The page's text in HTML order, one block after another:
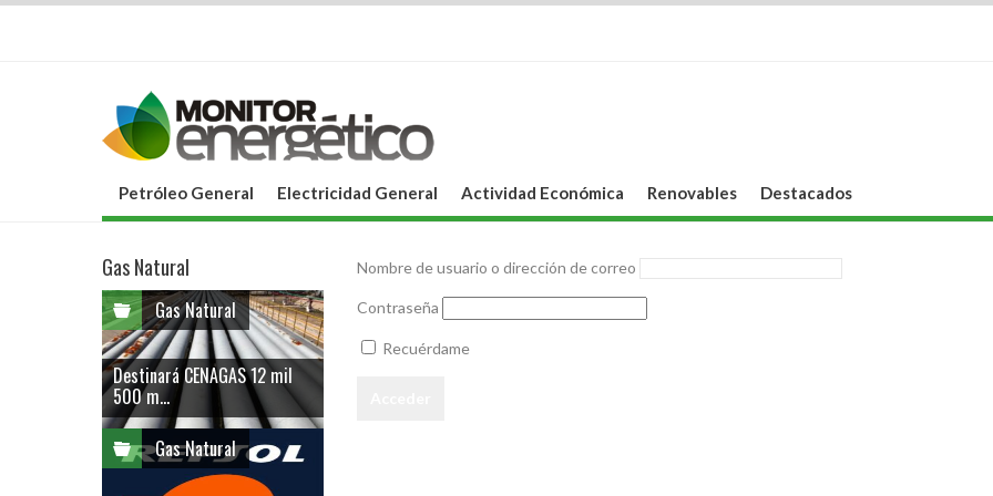
Petróleo General Electricidad General Actividad Económica Renovables Destacados
Nombre de usuario o dirección de correo
Contraseña
Recuérdame
Gas Natural
Gas Natural
Destinará CENAGAS 12 mil
500 m...
Gas Natural